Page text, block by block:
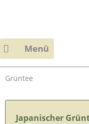
Menü
Grüntee
Japanischer